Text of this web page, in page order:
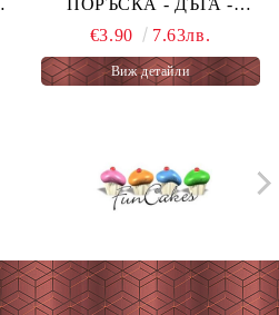
ПОРЪСКА - ДЪГА -
€3.90 7.63лв.
Виж детайли